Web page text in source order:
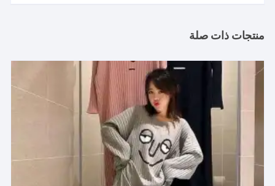
منتجات ذات صلة